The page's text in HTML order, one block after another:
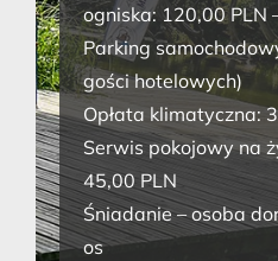
ogniska: 120,00 PLN
Parking
gości hotelowych)
Opłata klimatyczna:
Serwis pokojowy na
45,00 PLN
Śniadanie – osoba
os